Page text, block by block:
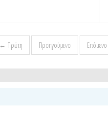
← Πρώτη Προηγούμενο Επόμενο